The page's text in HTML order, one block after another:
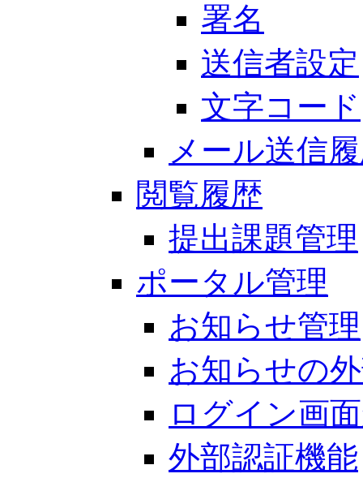
署名
送信者設定
文字コード
メール送信
閲覧履歴
提出課題管理
ポータル管理
お知らせ管理
お知らせの
ログイン画
外部認証機能